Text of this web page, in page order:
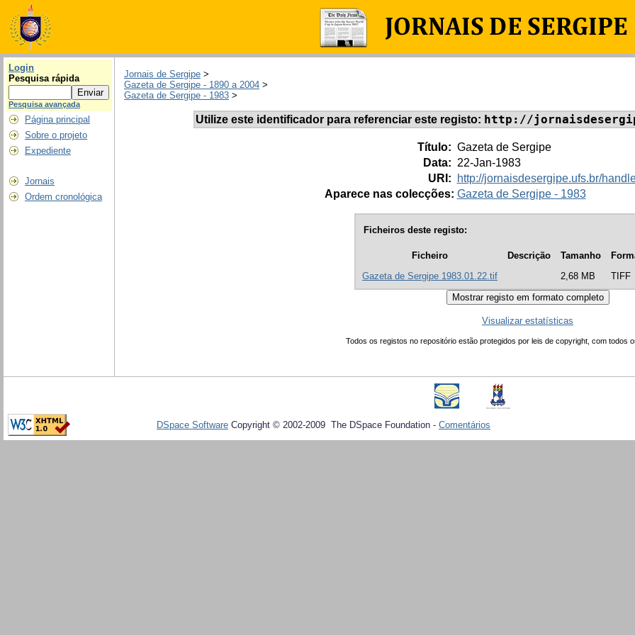
Login
Pesquisa rápida
Pesquisa avançada
Página principal
Sobre o projeto
Expediente
Jornais
Ordem cronológica
Jornais de Sergipe >
Gazeta de Sergipe - 1890 a 2004 >
Gazeta de Sergipe - 1983 >
Utilize este identificador para referenciar este registo: http://
Título: Gazeta de Sergipe
Data: 22-Jan-1983
URI:
http://jornaisdesergipe.ufs.br/
Aparece nas colecções: Gazeta de Sergipe - 1983
Ficheiros deste registo:
Ficheiro Descrição Tamanho
Gazeta de Sergipe 1983.01.22.tif
2,68 MB TIFF
Visualizar estatísticas
Todos os registos no repositório estão protegidos por leis de copyright, com todos
DSpace Software Copyright © 2002-2009 The DSpace Foundation - Comentários